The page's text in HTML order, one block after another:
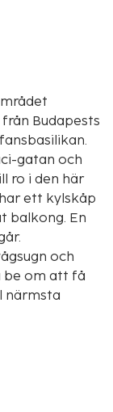
Budapests
gatan och
ro i den här
ett kylskåp
balkong. En
och
be om att få
närmsta